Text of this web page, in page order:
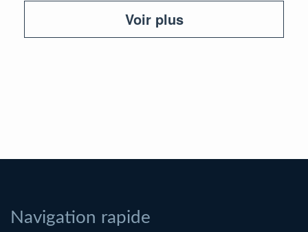
Voir plus
Navigation rapide